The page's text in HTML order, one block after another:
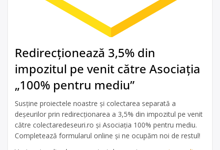
Redirecționează 3,5% din
impozitul pe venit către Asociația
„100% pentru mediu”
Susține proiectele noastre și colectarea separată a
deșeurilor prin redirecționarea a 3,5% din impozitul pe venit
către colectaredeseuri.ro și Asociația 100% pentru mediu.
Completează formularul online și ne ocupăm noi de restul!